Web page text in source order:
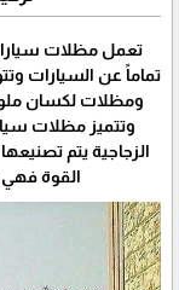
تعمل مظلات
تماماً عن السيارات
ومظلات لكسان
وتتميز مظلات
الزجاجية يتم
القوة فهي